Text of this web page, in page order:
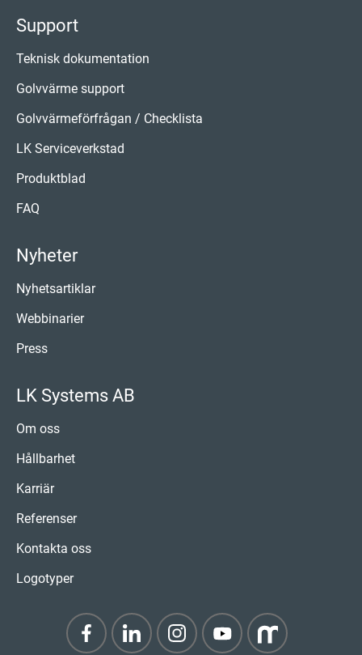
Support
Teknisk dokumentation
Golvvärme support
Golvvärmeförfrågan / Checklista
LK Serviceverkstad
Produktblad
FAQ
Nyheter
Nyhetsartiklar
Webbinarier
Press
LK Systems AB
Om oss
Hållbarhet
Karriär
Referenser
Kontakta oss
Logotyper